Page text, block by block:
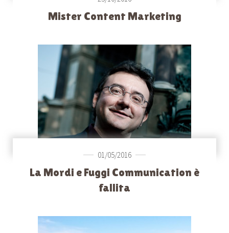
Mister Content Marketing
01/05/2016
La Mordi e Fuggi Communication è
fallita